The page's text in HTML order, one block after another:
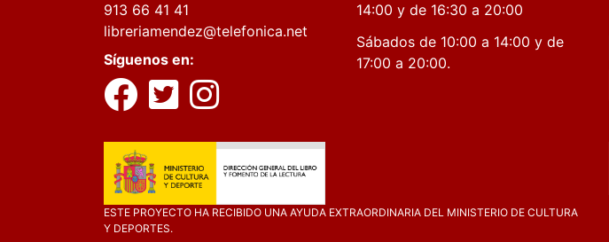
913 66 41 41
libreriamendez@telefonica.net
Síguenos en:
14:00 y de 16:30 a 20:00
Sábados de 10:00 a 14:00 y de
17:00 a 20:00.
ESTE PROYECTO HA RECIBIDO UNA AYUDA EXTRAORDINARIA DEL MINISTERIO DE CULTURA
Y DEPORTES.